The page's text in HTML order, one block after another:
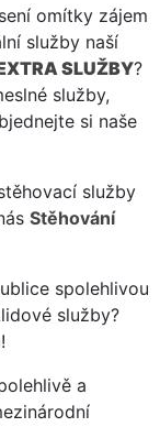
omítky zájem
služby naší
SLUŽBY?
služby,
si naše
služby
Stěhování
spolehlivou
služby?
!
a